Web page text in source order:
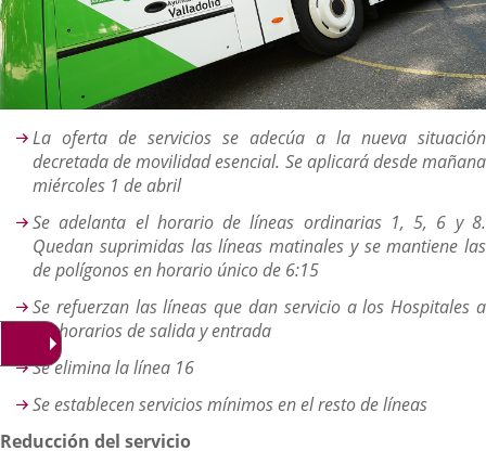
Descripción
La oferta de servicios se adecúa a la nueva situación
decretada de movilidad esencial. Se aplicará desde mañana
miércoles 1 de abril
Se adelanta el horario de líneas ordinarias 1, 5, 6 y 8.
Quedan suprimidas las líneas matinales y se mantiene las
de polígonos en horario único de 6:15
Se refuerzan las líneas que dan servicio a los Hospitales a
los horarios de salida y entrada
Se elimina la línea 16
Se establecen servicios mínimos en el resto de líneas
Reducción del servicio